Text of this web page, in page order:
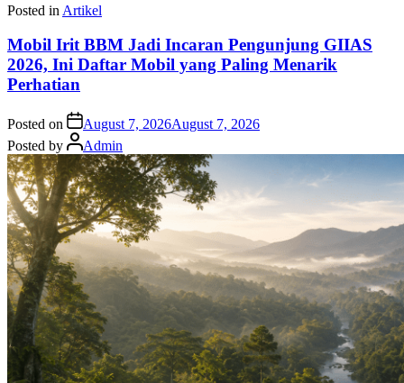
Posted in Artikel
Mobil Irit BBM Jadi Incaran Pengunjung GIIAS
2026, Ini Daftar Mobil yang Paling Menarik
Perhatian
Posted on August 7, 2026August 7, 2026
Posted by
Admin